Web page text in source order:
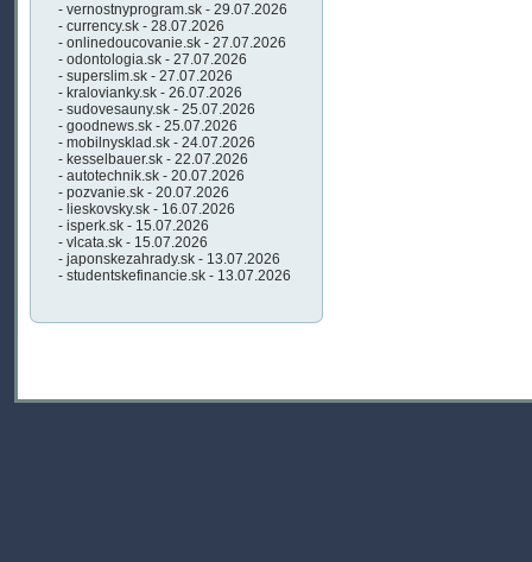
- vernostnyprogram.sk - 29.07.2026
- currency.sk - 28.07.2026
- onlinedoucovanie.sk - 27.07.2026
- odontologia.sk - 27.07.2026
- superslim.sk - 27.07.2026
- kralovianky.sk - 26.07.2026
- sudovesauny.sk - 25.07.2026
- goodnews.sk - 25.07.2026
- mobilnysklad.sk - 24.07.2026
- kesselbauer.sk - 22.07.2026
- autotechnik.sk - 20.07.2026
- pozvanie.sk - 20.07.2026
- lieskovsky.sk - 16.07.2026
- isperk.sk - 15.07.2026
- vlcata.sk - 15.07.2026
- japonskezahrady.sk - 13.07.2026
- studentskefinancie.sk - 13.07.2026